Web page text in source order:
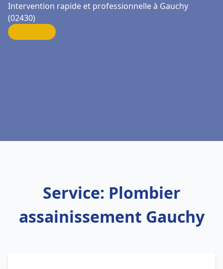
Intervention rapide et professionnelle à Gauchy
(02430)
Service: Plombier
assainissement Gauchy